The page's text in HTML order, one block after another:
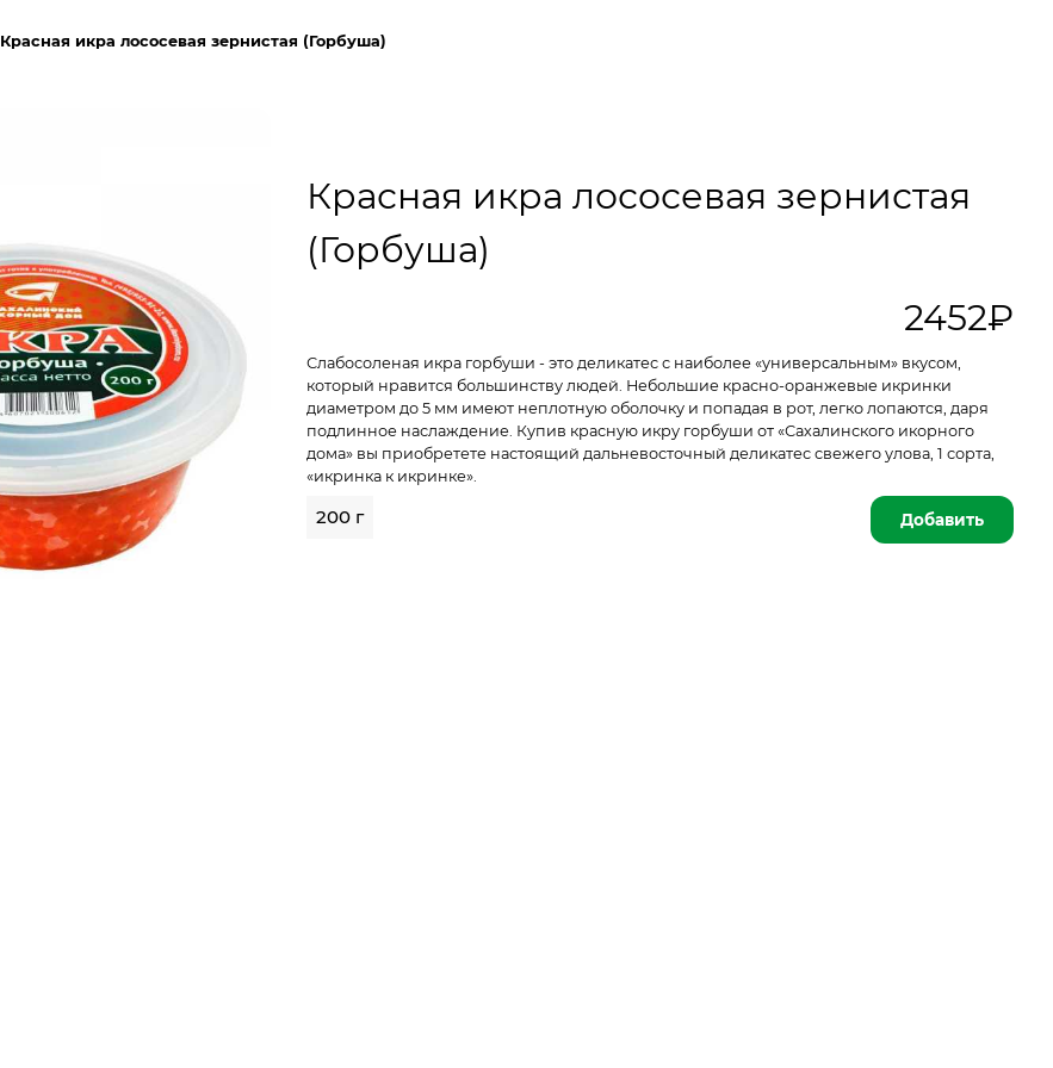
Красная икра лососевая зернистая (Горбуша)
Красная икра лососевая зернистая
(Горбуша)
2452₽
Слабосоленая икра горбуши - это деликатес с наиболее «универсальным» вкусом,
который нравится большинству людей. Небольшие красно-оранжевые икринки
диаметром до 5 мм имеют неплотную оболочку и попадая в рот, легко лопаются, даря
подлинное наслаждение. Купив красную икру горбуши от «Сахалинского икорного
дома» вы приобретете настоящий дальневосточный деликатес свежего улова, 1 сорта,
«икринка к икринке».
200 г Добавить